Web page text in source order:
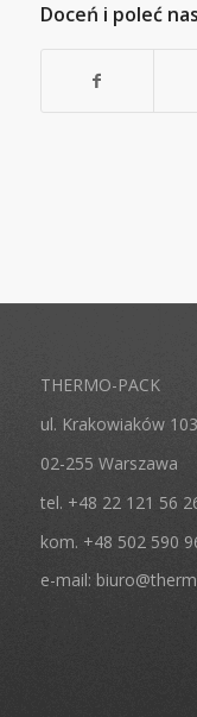
Doceń i poleć nas
THERMO-PACK
ul. Krakowiaków 103
02-255 Warszawa
tel. +48 22 121 56
kom. +48 502 590
e-mail: